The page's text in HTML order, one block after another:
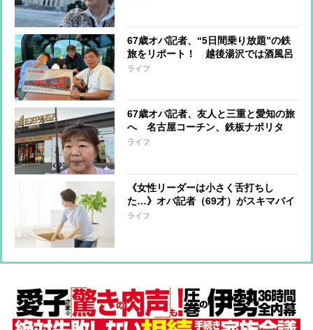
67歳オバ記者、“5日間乗り放題”の鉄
旅をリポート！ 越後湯沢では酒風呂
を満喫、新しくなった新潟駅ではノマ
ライフ
67歳オバ記者、友人と三重と愛知の旅
へ 名古屋コーチン、鉄板ナポリタ
ン…堪能した“ご当地グルメ”をリポー
ライフ
《女性リーダーは小さく舌打ちし
た…》オバ記者（69才）がスキマバイ
トに挑戦「私に肉体労働をする資格は
ライフ